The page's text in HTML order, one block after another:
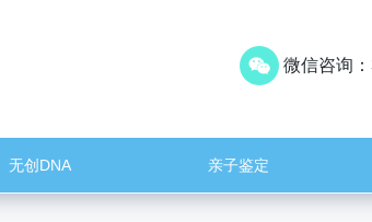
微信咨询
无创DNA 亲子鉴定